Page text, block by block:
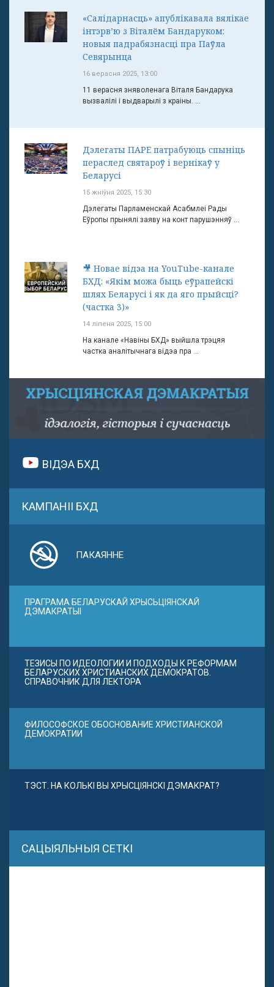
«Салідарнасць» апублікавала вялікае
інтэрв’ю з Віталём Бандаруком:
новыя падрабязнасці пра Паўла
Севярынца
16 верасня 2025, 13:00
11 верасня зняволенага Віталя Бандарука
вызвалілі і выдварылі з краіны. ...
Дэлегаты ПАРЕ патрабуюць спыніць
пераслед святароў і вернікаў у
Беларусі
15 жніўня 2025, 15:30
Дэлегаты Парламенскай Асабмлеі Рады
Еўропы прынялі заяву на конт парушэнняў ...
🎥 Новае відэа на YouTube-канале
БХД: «Якім можа быць еўрапейскі
шлях Беларусі і як да яго прыйсці?
(частка 3)»
14 ліпеня 2025, 15:00
На канале «Навіны БХД» выйшла трэцяя
частка аналітычнага відэа пра ...
ВІДЭА БХД
КАМПАНІІ БХД
ПАКАЯННЕ
ПРАГРАМА БЕЛАРУСКАЙ ХРЫСЬЦІЯНСКАЙ
ДЭМАКРАТЫІ
ТЕЗИСЫ ПО ИДЕОЛОГИИ И ПОДХОДЫ К РЕФОРМАМ
БЕЛАРУСКИХ ХРИСТИАНСКИХ ДЕМОКРАТОВ.
СПРАВОЧНИК ДЛЯ ЛЕКТОРА
ФИЛОСОФСКОЕ ОБОСНОВАНИЕ ХРИСТИАНСКОЙ
ДЕМОКРАТИИ
ТЭСТ. НА КОЛЬКІ ВЫ ХРЫСЦІЯНСКІ ДЭМАКРАТ?
САЦЫЯЛЬНЫЯ СЕТКІ